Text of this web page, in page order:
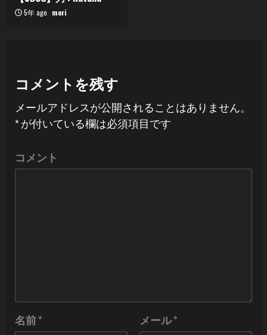
5年 ago mori
コメントを残す
メールアドレスが公開されることはありません。
* が付いている欄は必須項目です
コメント
名前* メール*